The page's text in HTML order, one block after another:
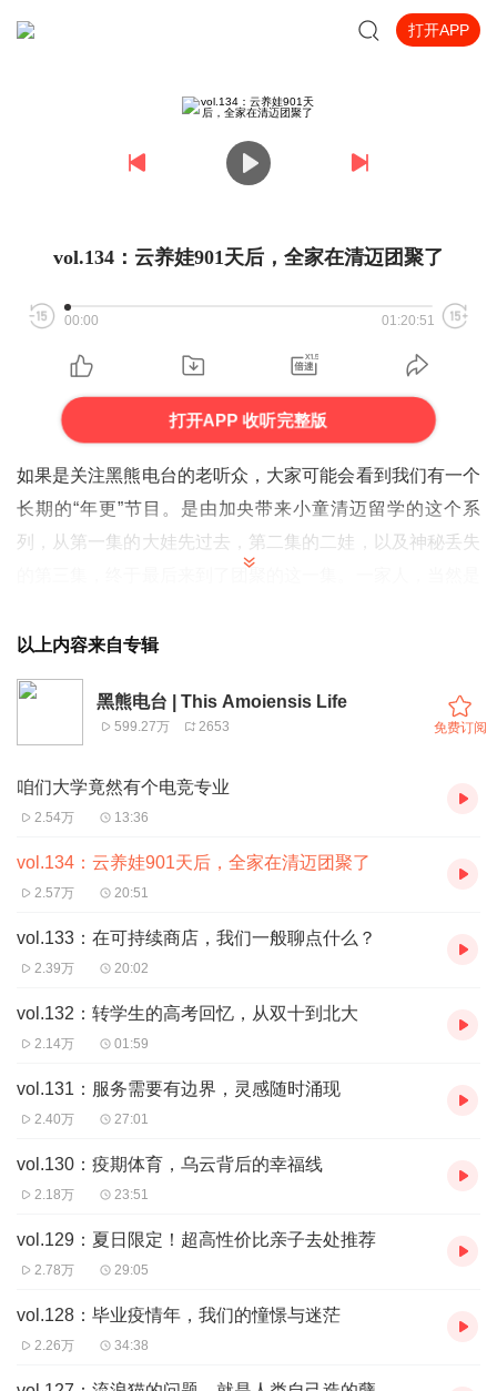
打开APP
vol.134：云养娃901天后，全家在清迈团聚了
00:00 01:20:51
打开APP 收听完整版
如果是关注黑熊电台的老听众，大家可能会看到我们有一个
长期的“年更”节目。是由加央带来小童清迈留学的这个系
列，从第一集的大娃先过去，第二集的二娃，以及神秘丢失
vol.55：我把二宝也送到了清迈的幼儿园
本期黑熊成员
本期剪辑
如果有兴趣关注小童清迈留学的更多细节
可以关注一下嘉宾加央自己创作的公主号：“留学在清迈”
（studyintai）
以上内容来自专辑
黑熊电台 | This Amoiensis Life
599.27万 2653 免费订阅
咱们大学竟然有个电竞专业
2.54万 13:36
vol.134：云养娃901天后，全家在清迈团聚了
2.57万 20:51
vol.133：在可持续商店，我们一般聊点什么？
2.39万 20:02
vol.132：转学生的高考回忆，从双十到北大
2.14万 01:59
vol.131：服务需要有边界，灵感随时涌现
2.40万 27:01
vol.130：疫期体育，乌云背后的幸福线
2.18万 23:51
vol.129：夏日限定！超高性价比亲子去处推荐
2.78万 29:05
vol.128：毕业疫情年，我们的憧憬与迷茫
2.26万 34:38